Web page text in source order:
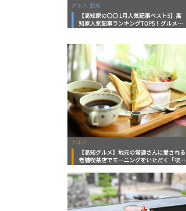
グルメ, 観光
【高知家の〇〇 1月人気記事ベスト5】高
知家人気記事ランキングTOP5！グルメ情
グルメ
【高知グルメ】地元の常連さんに愛される
老舗喫茶店でモーニングをいただく「喫茶